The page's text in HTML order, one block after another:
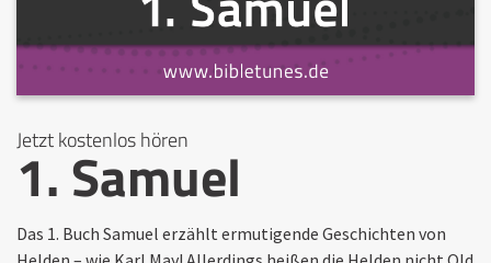
Jetzt kostenlos hören
1. Samuel
Das 1. Buch Samuel erzählt ermutigende Geschichten von